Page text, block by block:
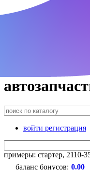
войти регистрация
примеры: стартер, 2110-
баланс бонусов: 0.00